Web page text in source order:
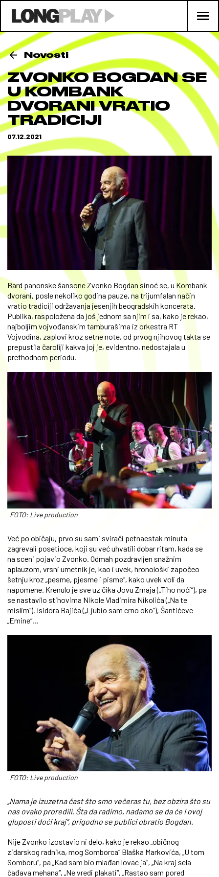
Novosti
ZVONKO BOGDAN SE
U KOMBANK
DVORANI VRATIO
TRADICIJI
07.12.2021
Bard panonske šansone Zvonko Bogdan sinoć se, u Kombank
dvorani, posle nekoliko godina pauze, na trijumfalan način
vratio tradiciji održavanja jesenjih beogradskih koncerata.
Publika, raspoložena da još jednom sa njim i sa, kako je rekao,
najboljim vojvođanskim tamburašima iz orkestra RT
Vojvodina, zaplovi kroz setne note, od prvog njihovog takta se
prepustila čaroliji kakva joj je, evidentno, nedostajala u
prethodnom periodu.
FOTO: Live production
Već po običaju, prvo su sami svirači petnaestak minuta
zagrevali posetioce, koji su već uhvatili dobar ritam, kada se
na sceni pojavio Zvonko. Odmah pozdravljen snažnim
aplauzom, vrsni umetnik je, kao i uvek, hronološki započeo
šetnju kroz „pesme, pjesme i pisme“, kako uvek voli da
napomene. Krenulo je sve uz čika Jovu Zmaja („Tiho noći“), pa
se nastavilo stihovima Nikole Vladimira Nikolića („Na te
mislim“), Isidora Bajića („Ljubio sam crno oko“), Šantićeve
„Emine“…
FOTO: Live production
„Nama je izuzetna čast što smo večeras tu, bez obzira što su
nas ovako proredili. Šta da radimo, nadamo se da će i ovoj
gluposti doći kraj“, prigodno se publici obratio Bogdan.
Nije Zvonko izostavio ni delo, kako je rekao „običnog
zidarskog radnika, mog Somborca“ Blaška Markovića, „U tom
Somboru“, pa „Kad sam bio mlađan lovac ja“, „Na kraj sela
čađava mehana“, „Ne vredi plakati“, „Rastao sam pored